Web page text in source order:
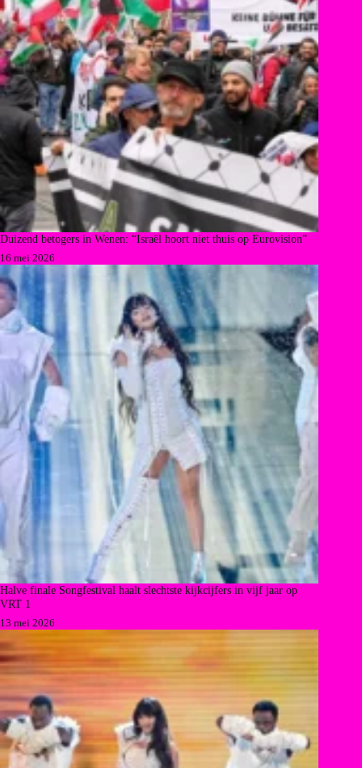
Duizend betogers in Wenen: “Israël hoort niet thuis op Eurovision”
16 mei 2026
Halve finale Songfestival haalt slechtste kijkcijfers in vijf jaar op
VRT 1
13 mei 2026